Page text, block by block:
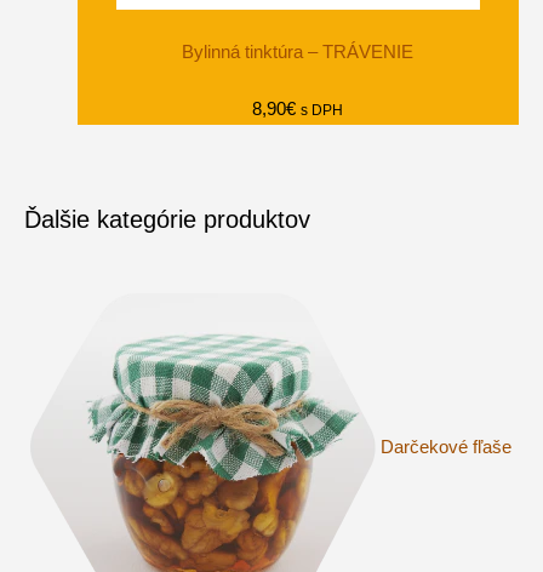
Bylinná tinktúra – TRÁVENIE
8,90€ s DPH
Ďalšie kategórie produktov
Darčekové fľaše